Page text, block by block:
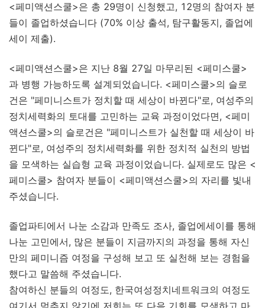
<페미액션스쿨>은 총 29명이 신청했고, 12명의 참여자 분
들이 졸업하셨습니다 (70% 이상 출석, 탐구활동지, 졸업에
세이 제출).
<페미액션스쿨>은 지난 8월 27일 마무리된 <페미스쿨>
과 병행 가능하도록 설계되었습니다. <페미스쿨>의 슬로
건은 "페미니스트가 정치할 때 세상이 바뀐다"로, 여성주의
정치세력화의 토대를 고민하는 교육 과정이었다면, <페미
액션스쿨>의 슬로건은 "페미니스트가 실천할 때 세상이 바
뀐다"로, 여성주의 정치세력화를 위한 정치적 실천의 방법
을 모색하는 실습형 교육 과정이었습니다. 실제로도 많은 <
페미스쿨> 참여자 분들이 <페미액션스쿨>의 자리를 빛내
주셨습니다.
졸업파티에서 나눈 소감과 만족도 조사, 졸업에세이를 통해
나눈 고민에서, 많은 분들이 지금까지의 과정을 통해 자신
만의 페미니즘 여정을 구성해 보고 또 실천해 보는 경험을
했다고 말씀해 주셨습니다.
참여하신 분들의 여정도, 한국여성정치네트워크의 여정도
여기서 멈추지 않기에 저희는 또 다음 기회를 모색하고 마